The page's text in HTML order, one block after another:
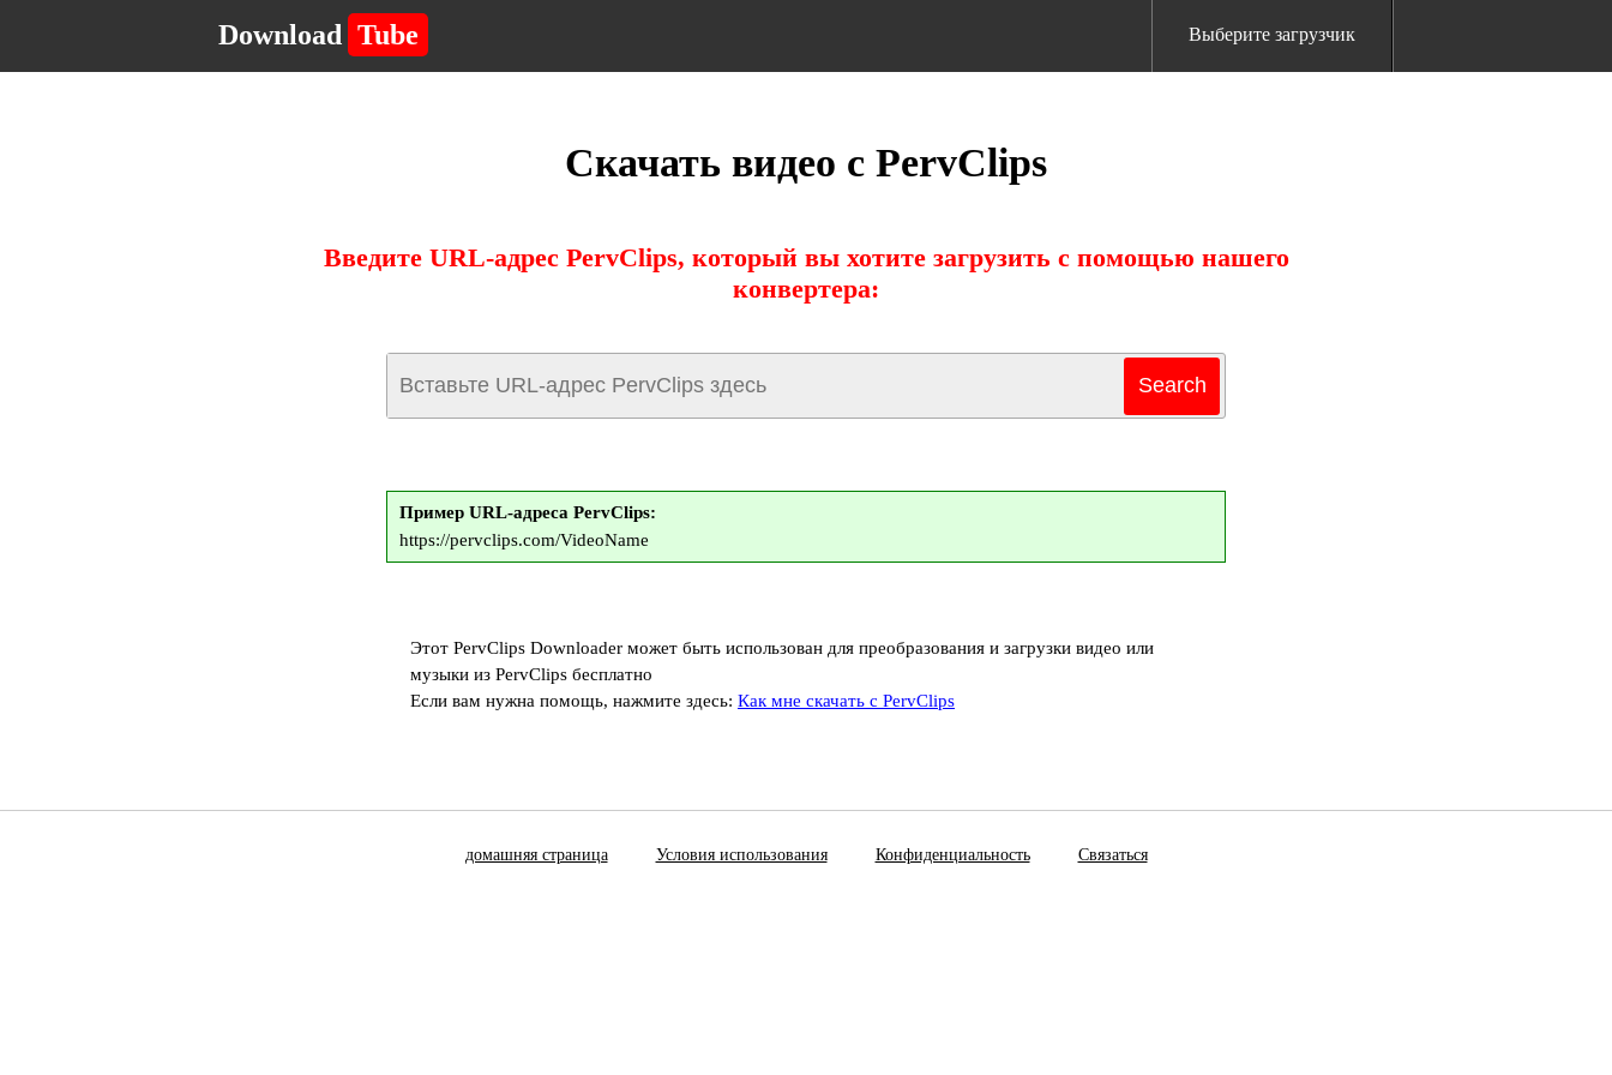
Download Tube Выберите загрузчик
Скачать видео с PervClips
Введите URL-адрес PervClips, который вы хотите загрузить с помощью нашего
конвертера:
Пример URL-адреса PervClips:
https://pervclips.com/VideoName
Этот PervClips Downloader может быть использован для преобразования и загрузки видео или
музыки из PervClips бесплатно
Если вам нужна помощь, нажмите здесь: Как мне скачать с PervClips
домашняя страница Условия использования Конфиденциальность Связаться